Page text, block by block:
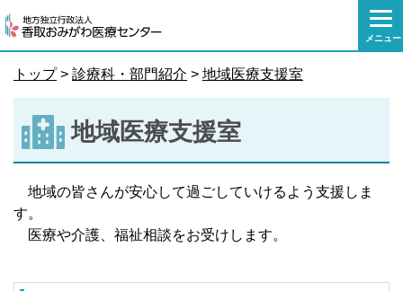
メニュー
文
動
トップ> 診療科・部門紹介 > 地域医療支援室
地域医療支援室
地域の皆さんが安心して過ごしていけるよう支援しま
す。
医療や介護、福祉相談をお受けします。